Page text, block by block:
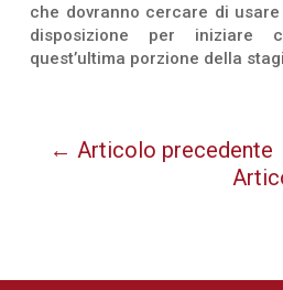
che dovranno cercare di
disposizione per iniziare
quest’ultima porzione della
← Articolo precedente